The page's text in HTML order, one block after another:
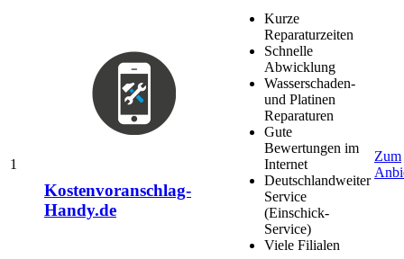
1
Kostenvoranschlag-
Handy.de
Kurze
Reparaturzeiten
Schnelle
Abwicklung
Wasserschaden-
und Platinen
Reparaturen
Gute
Bewertungen im
Internet
Deutschlandweiter
Service
(Einschick-
Service)
Viele Filialen
Zum